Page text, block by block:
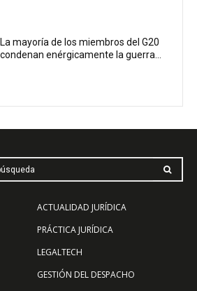
La mayoría de los miembros del G20
condenan enérgicamente la guerra...
ACTUALIDAD JURÍDICA
PRÁCTICA JURÍDICA
LEGALTECH
GESTIÓN DEL DESPACHO